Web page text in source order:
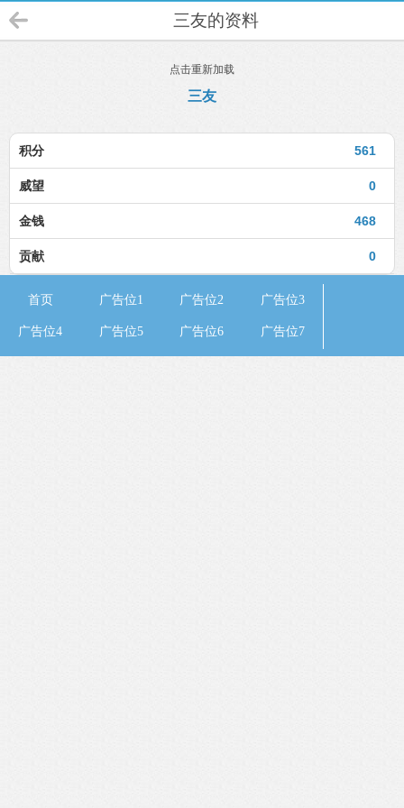
三友的资料
点击重新加载
三友
561
积分
0
威望
468
金钱
0
贡献
首页 广告位1 广告位2 广告位3
广告位4 广告位5 广告位6 广告位7